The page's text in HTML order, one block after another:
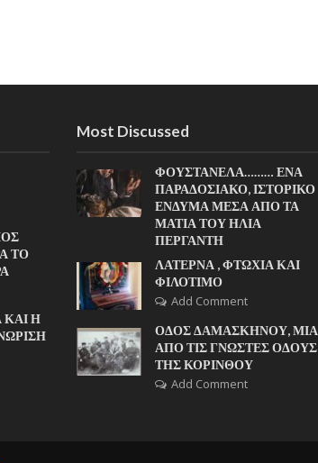
ΤΟ
ΚΑΙ Η
Most Discussed
ΦΟΥΣΤΑΝΕΛΑ……… ΕΝΑ
ΠΑΡΑΔΟΣΙΑΚΟ, ΙΣΤΟΡΙΚΟ
ΕΝΔΥΜΑ ΜΕΣΑ ΑΠΟ ΤΑ
ΜΑΤΙΑ ΤΟΥ ΗΛΙΑ
ΠΕΡΓΑΝΤΗ
ΛΑΤΕΡΝΑ , ΦΤΩΧΙΑ ΚΑΙ
ΦΙΛΟΤΙΜΟ
Add Comment
ΟΔΟΣ ΔΑΜΑΣΚΗΝΟΥ, ΜΙΑ
ΑΠΟ ΤΙΣ ΓΝΩΣΤΕΣ ΟΔΟΥΣ
ΤΗΣ ΚΟΡΙΝΘΟΥ
Add Comment